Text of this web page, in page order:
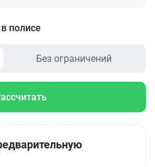
полисе
Без ограничений